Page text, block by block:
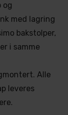
og
med lagring
bakstolper,
i samme
Alle
leveres